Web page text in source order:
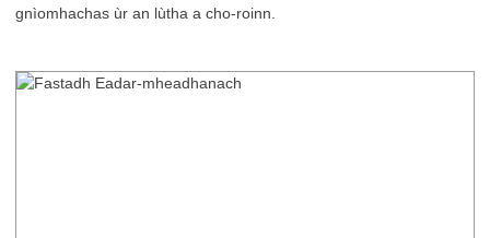
gnìomhachas ùr an lùtha a cho-roinn.